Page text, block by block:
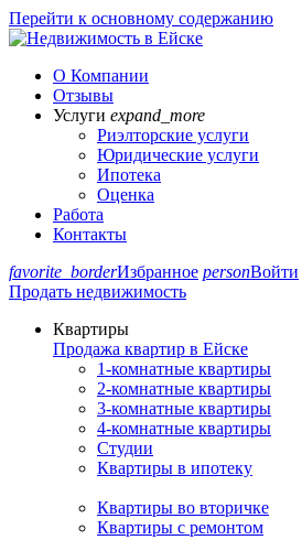
Перейти к основному содержанию
О Компании
Отзывы
Услуги expand_more
Риэлторские услуги
Юридические услуги
Ипотека
Оценка
Работа
Контакты
favorite_borderИзбранное personВойти
Продать недвижимость
Квартиры
Продажа квартир в Ейске
1-комнатные квартиры
2-комнатные квартиры
3-комнатные квартиры
4-комнатные квартиры
Студии
Квартиры в ипотеку
Квартиры во вторичке
Квартиры с ремонтом